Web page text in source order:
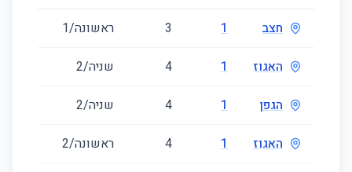
חצב 1
3 ראשונה/1
האגוז 1
4 שניה/2
הגפן 1
4 שניה/2
האגוז 1
4 ראשונה/2